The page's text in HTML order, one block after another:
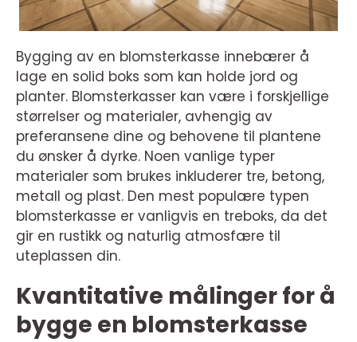
Bygging av en blomsterkasse innebærer å
lage en solid boks som kan holde jord og
planter. Blomsterkasser kan være i forskjellige
størrelser og materialer, avhengig av
preferansene dine og behovene til plantene
du ønsker å dyrke. Noen vanlige typer
materialer som brukes inkluderer tre, betong,
metall og plast. Den mest populære typen
blomsterkasse er vanligvis en treboks, da det
gir en rustikk og naturlig atmosfære til
uteplassen din.
Kvantitative målinger for å
bygge en blomsterkasse